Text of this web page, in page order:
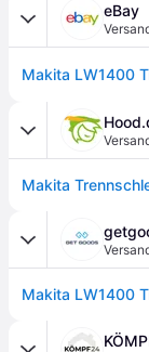
eBay
Makita LW1400